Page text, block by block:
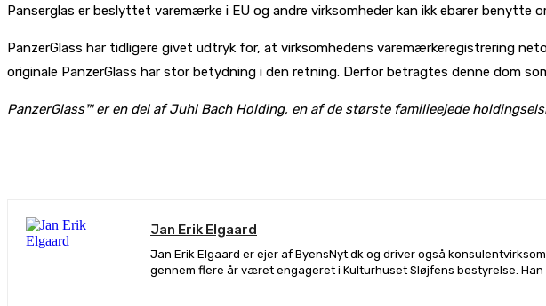
Panserglas er beslyttet varemærke i EU og andre virksomheder kan ikk ebarer
PanzerGlass har tidligere givet udtryk for, at virksomhedens varemærkeregistrering
originale PanzerGlass har stor betydning i den retning. Derfor betragtes denne dom
PanzerGlass™ er en del af Juhl Bach Holding, en af de største familieejede
Jan Erik Elgaard
Jan Erik Elgaard er ejer af ByensNyt.dk og driver også
gennem flere år været engageret i Kulturhuset Sløjfens bestyrelse.